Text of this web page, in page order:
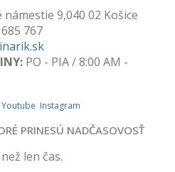
námestie 9,040 02 Košice
767
PO - PIA / 8:00 AM -
Youtube Instagram
PRINESÚ NADČASOVOSŤ
len čas.